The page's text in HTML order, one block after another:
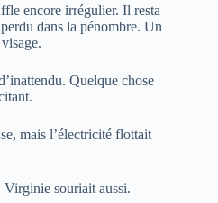
encore irrégulier. Il resta
dans la pénombre. Un
Quelque chose
mais l’électricité flottait
Virginie souriait aussi.